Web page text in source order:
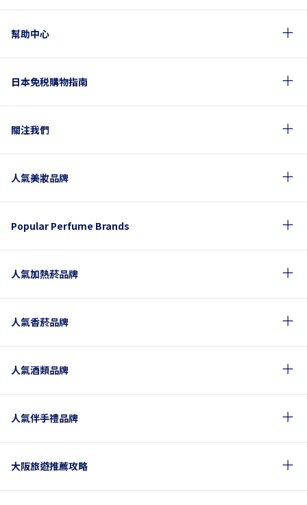
幫助中心
日本免税購物指南
關注我們
人氣美妝品牌
Popular Perfume Brands
人氣加熱菸品牌
人氣香菸品牌
人氣酒類品牌
人氣伴手禮品牌
大阪旅遊推薦攻略